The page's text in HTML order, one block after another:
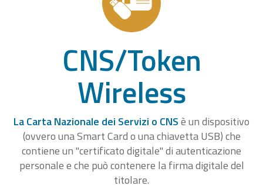
CNS/Token
Wireless
La Carta Nazionale dei Servizi o CNSè un dispositivo
(ovvero una Smart Card o una chiavetta USB) che
contiene un "certificato digitale" di autenticazione
personale e che può contenere la firma digitale del
titolare.